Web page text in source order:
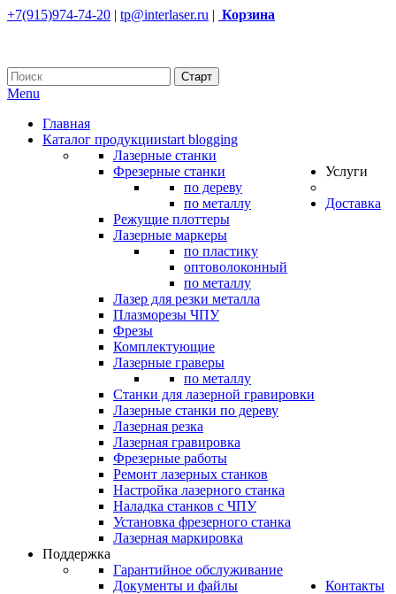
+7(915)974-74-20 | tp@interlaser.ru | Корзина
Menu
Главная
Каталог продукцииstart blogging
Лазерные станки
Фрезерные станки
по дереву
по металлу
Режущие плоттеры
Лазерные маркеры
по пластику
оптоволоконный
по металлу
Лазер для резки металла
Плазморезы ЧПУ
Фрезы
Комплектующие
Лазерные граверы
по металлу
Станки для лазерной гравировки
Лазерные станки по дереву
Услуги
Лазерная резка
Лазерная гравировка
Фрезерные работы
Ремонт лазерных станков
Настройка лазерного станка
Наладка станков с ЧПУ
Установка фрезерного станка
Лазерная маркировка
Доставка
Поддержка
Гарантийное обслуживание
Документы и файлы
Контакты